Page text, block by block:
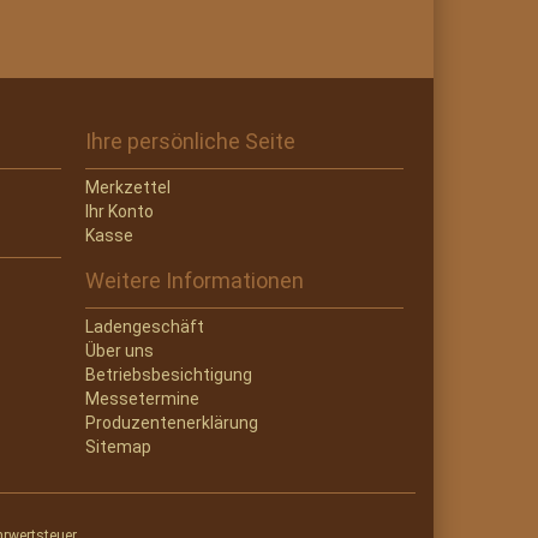
Ihre persönliche Seite
Merkzettel
Ihr Konto
Kasse
Weitere Informationen
Ladengeschäft
Über uns
Betriebsbesichtigung
Messetermine
Produzentenerklärung
Sitemap